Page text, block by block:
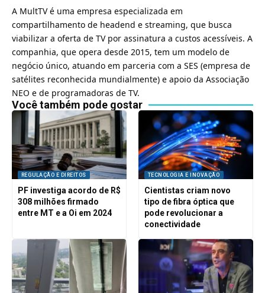
A MultTV é uma empresa especializada em
compartilhamento de headend e streaming, que busca
viabilizar a oferta de TV por assinatura a custos acessíveis. A
companhia, que opera desde 2015, tem um modelo de
negócio único, atuando em parceria com a SES (empresa de
satélites reconhecida mundialmente) e apoio da Associação
NEO e de programadoras de TV.
Você também pode gostar
REGULAÇÃO E DIREITOS
PF investiga acordo de R$
308 milhões firmado
entre MT e a Oi em 2024
TECNOLOGIA E INOVAÇÃO
Cientistas criam novo
tipo de fibra óptica que
pode revolucionar a
conectividade